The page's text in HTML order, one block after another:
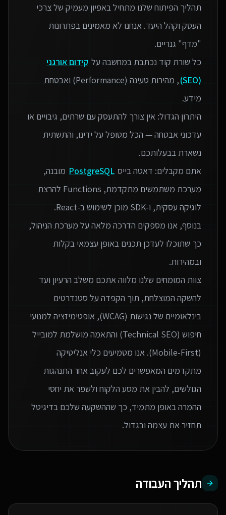
תהליך הפיתוח שלנו מתחיל באפיון מעמיק של צרכי
העסק וקהל היעד. אנחנו לא מאמינים בפתרונות
כל שורת קוד נכתבת במחשבה על קידום אורגני
(SEO)
, מהירות טעינה (Performance) ואבטחת
היתרון הגדול: אין צורך להתעסק עם שרתים, גיבויים או
עדכוני אבטחה — הכל מטופל על ידינו, והתשתית
אתם מקבלים: דאטה בייס PostgreSQL מובנה,
מערכת משתמשים מתקדמת, Functions להרצת
בנוסף, אנו מספקים הדרכה מלאה על מערכת הניהול,
כך שתוכלו לעדכן תכנים באופן עצמאי בקלות
צוות המומחים שלנו מלווה אתכם משלב הרעיון ועד
להשקה המוצלחת, תוך הקפדה על סטנדרטים
בינלאומיים של נגישות (WCAG), אופטימיזציה למנועי
חיפוש (Technical SEO) והתאמה מושלמת למובייל
(Mobile-First). אנו מטמיעים כלי אנליטיקה
מתקדמים המאפשרים לכם לעקוב אחר התנהגות
הגולשים, להבין את מסע הלקוח ולשפר את יחסי
ההמרה באופן מתמיד, כך שההשקעה שלכם בדיגיטל
תחזיר את עצמה ובגדול.
תהליך העבודה